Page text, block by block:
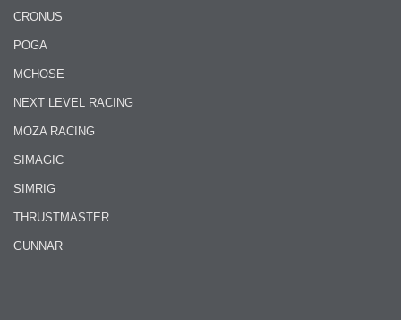
CRONUS
POGA
MCHOSE
NEXT LEVEL RACING
MOZA RACING
SIMAGIC
SIMRIG
THRUSTMASTER
GUNNAR